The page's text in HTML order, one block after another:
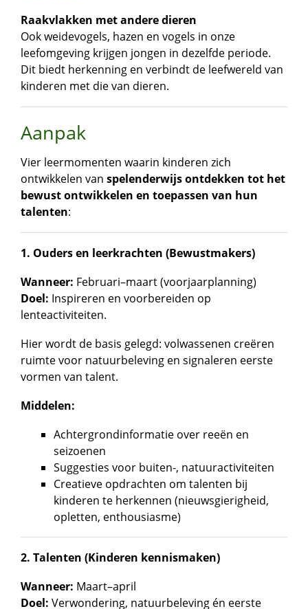
Raakvlakken met andere dieren
Ook weidevogels, hazen en vogels in onze
leefomgeving krijgen jongen in dezelfde periode.
Dit biedt herkenning en verbindt de leefwereld van
kinderen met die van dieren.
Aanpak
Vier leermomenten waarin kinderen zich
ontwikkelen van spelenderwijs ontdekken tot het
bewust ontwikkelen en toepassen van hun
talenten:
1. Ouders en leerkrachten (Bewustmakers)
Wanneer: Februari–maart (voorjaarplanning)
Doel: Inspireren en voorbereiden op
lenteactiviteiten.
Hier wordt de basis gelegd: volwassenen creëren
ruimte voor natuurbeleving en signaleren eerste
vormen van talent.
Middelen:
Achtergrondinformatie over reeën en
seizoenen
Suggesties voor buiten-, natuuractiviteiten
Creatieve opdrachten om talenten bij
kinderen te herkennen (nieuwsgierigheid,
opletten, enthousiasme)
2. Talenten (Kinderen kennismaken)
Wanneer: Maart–april
Doel: Verwondering, natuurbeleving én eerste